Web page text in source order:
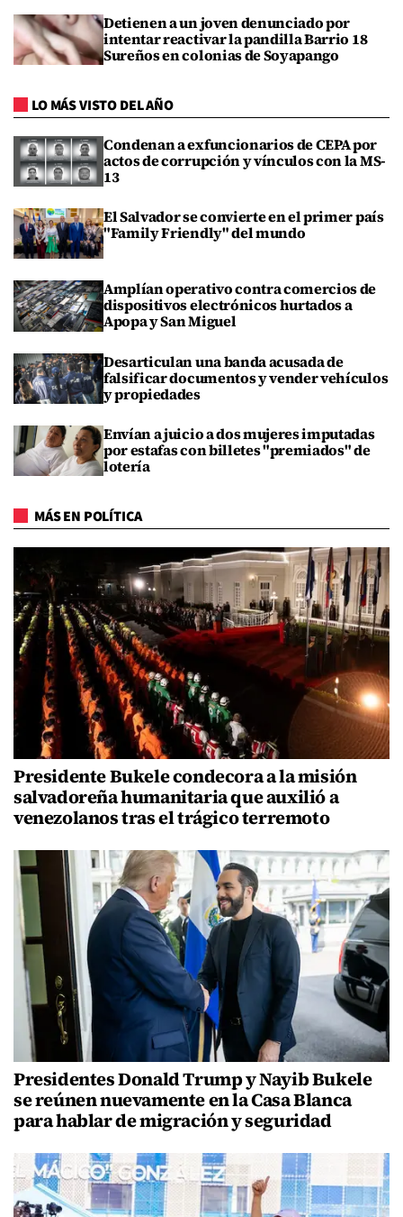
Detienen a un joven denunciado por
intentar reactivar la pandilla Barrio 18
Sureños en colonias de Soyapango
LO MÁS VISTO DEL AÑO
Condenan a exfuncionarios de CEPA por
actos de corrupción y vínculos con la MS-
13
El Salvador se convierte en el primer país
"Family Friendly" del mundo
Amplían operativo contra comercios de
dispositivos electrónicos hurtados a
Apopa y San Miguel
Desarticulan una banda acusada de
falsificar documentos y vender vehículos
y propiedades
Envían a juicio a dos mujeres imputadas
por estafas con billetes "premiados" de
lotería
MÁS EN POLÍTICA
Presidente Bukele condecora a la misión
salvadoreña humanitaria que auxilió a
venezolanos tras el trágico terremoto
Presidentes Donald Trump y Nayib Bukele
se reúnen nuevamente en la Casa Blanca
para hablar de migración y seguridad